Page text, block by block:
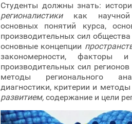
Студенты должны знать:
регионалистикикак научной
основных понятий курса,
производительных сил общества
основные концепции
закономерности, факторы
производительных сил регионов
методы регионального
диагностики, критерии и методы
развитием, содержание и цели